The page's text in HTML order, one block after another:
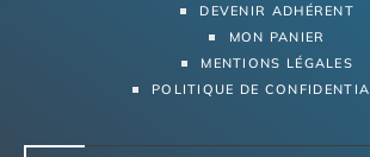
DEVENIR ADHÉRENT
MON PANIER
MENTIONS LÉGALES
POLITIQUE DE